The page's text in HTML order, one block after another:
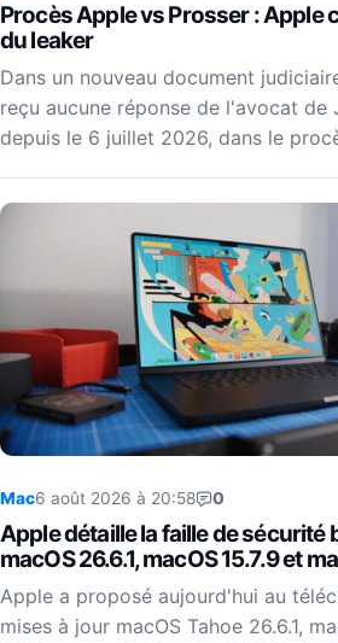
Procès Apple vs Prosser : Apple
du leaker
Dans un nouveau document
reçu aucune réponse de l'avocat de
depuis le 6 juillet 2026, dans le
Mac6 août 2026 à 20:58 0
Apple détaille la faille de sécurité
macOS 26.6.1, macOS 15.7.9 et
Apple a proposé aujourd'hui au
mises à jour macOS Tahoe 26.6.1,